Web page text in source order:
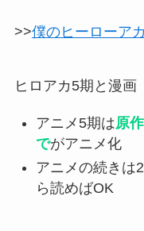
>>僕のヒーローア
ヒロアカ5期と漫画
アニメ5期は原
でがアニメ化
アニメの続きは
ら読めばOK